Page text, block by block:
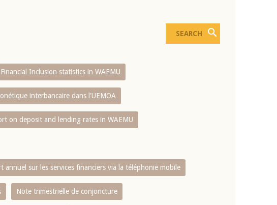
Financial Inclusion statistics in WAEMU
interbancaire dans l'UEMOA
on deposit and lending rates in WAEMU
annuel sur les services financiers via la téléphonie mobile
Note trimestrielle de conjoncture